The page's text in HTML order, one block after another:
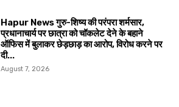
Hapur News गुरु-शिष्य की परंपरा शर्मसार,
प्रधानाचार्य पर छात्रा को चॉकलेट देने के बहाने
ऑफिस में बुलाकर छेड़छाड़ का आरोप, विरोध करने पर
दी...
August 7, 2026